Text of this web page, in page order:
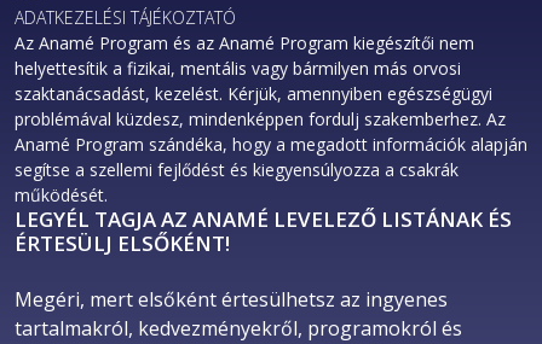
ADATKEZELÉSI TÁJÉKOZTATÓ
Az Anamé Program és az Anamé Program kiegészítői nem
helyettesítik a fizikai, mentális vagy bármilyen más orvosi
szaktanácsadást, kezelést. Kérjük, amennyiben egészségügyi
problémával küzdesz, mindenképpen fordulj szakemberhez. Az
Anamé Program szándéka, hogy a megadott információk alapján
segítse a szellemi fejlődést és kiegyensúlyozza a csakrák
működését.
LEGYÉL TAGJA AZ ANAMÉ LEVELEZŐ LISTÁNAK ÉS
ÉRTESÜLJ ELSŐKÉNT!
Megéri, mert elsőként értesülhetsz az ingyenes
tartalmakról, kedvezményekről, programokról és